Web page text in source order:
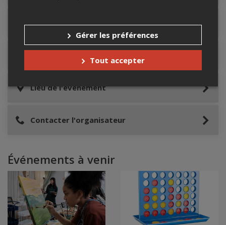
Accès au site de l'événement
Lieu de l'événement
Contacter l'organisateur
Événements à venir
Gérer les préférences
Tout accepter